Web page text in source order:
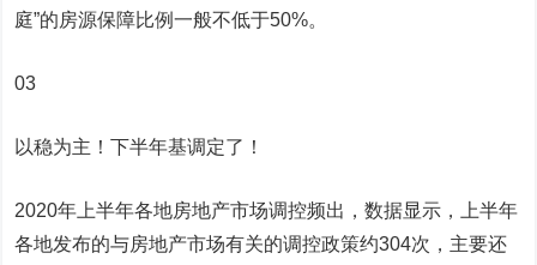
庭”的房源保障比例一般不低于50%。
03
以稳为主！下半年基调定了！
2020年上半年各地房地产市场调控频出，数据显示，上半年
各地发布的与房地产市场有关的调控政策约304次，主要还